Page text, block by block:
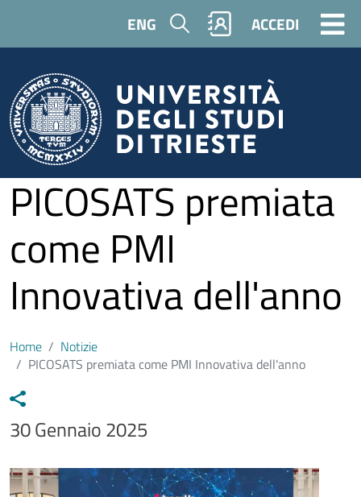
ENG Cerca ACCEDI
PICOSATS premiata
come PMI
Innovativa dell'anno
Home
Notizie
PICOSATS premiata come PMI Innovativa dell'anno
Data notizia
30 Gennaio 2025
Immagine
Image
Testo notizia